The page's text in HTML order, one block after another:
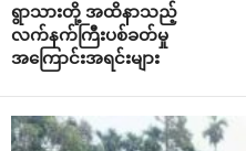
ရွာသားတို့ အထိနာသည့်
လက်နက်ကြီးပစ်ခတ်မှု
အကြောင်းအရင်းများ